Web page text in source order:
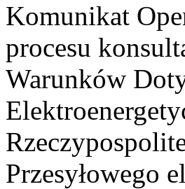
Komunikat
procesu
Warunków
Przesyłowego